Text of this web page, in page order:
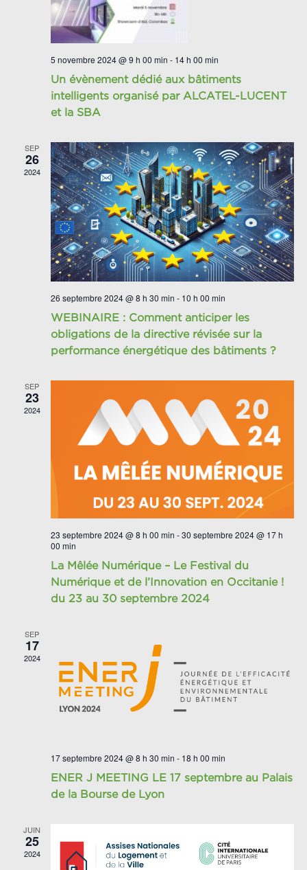
5 novembre 2024 @ 9 h 00 min - 14 h 00 min
Un évènement dédié aux bâtiments
intelligents organisé par ALCATEL-LUCENT
et la SBA
SEP
26
2024
26 septembre 2024 @ 8 h 30 min - 10 h 00 min
WEBINAIRE : Comment anticiper les
obligations de la directive révisée sur la
performance énergétique des bâtiments ?
SEP
23
2024
23 septembre 2024 @ 8 h 00 min -30 septembre 2024 @ 17 h
00 min
La Mêlée Numérique – Le Festival du
Numérique et de l’Innovation en Occitanie !
du 23 au 30 septembre 2024
SEP
17
2024
17 septembre 2024 @ 8 h 30 min - 18 h 00 min
ENER J MEETING LE 17 septembre au Palais
de la Bourse de Lyon
JUIN
25
2024